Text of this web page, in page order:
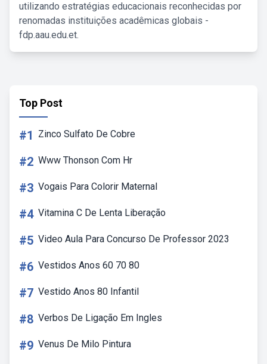
utilizando estratégias educacionais reconhecidas por
renomadas instituições acadêmicas globais -
fdp.aau.edu.et.
Top Post
#1 Zinco Sulfato De Cobre
#2 Www Thonson Com Hr
#3 Vogais Para Colorir Maternal
#4 Vitamina C De Lenta Liberação
#5 Video Aula Para Concurso De Professor 2023
#6 Vestidos Anos 60 70 80
#7 Vestido Anos 80 Infantil
#8 Verbos De Ligação Em Ingles
#9 Venus De Milo Pintura